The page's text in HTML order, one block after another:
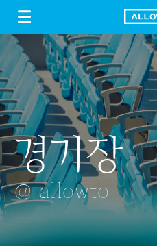
FREE DOWNLOAD GUIDE
경기장
@ allowto
계곡
@ allowto
바구니
백도 복
@ allowto
피치소
@ allowto
오래된
@ allowto